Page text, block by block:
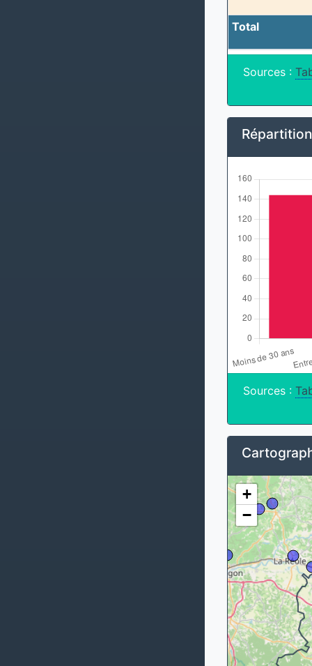
Total
Sources :
Sources :
+
−